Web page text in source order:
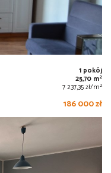
1 pokój
25,70 m2
7 237,35 zł/m2
186 000 zł